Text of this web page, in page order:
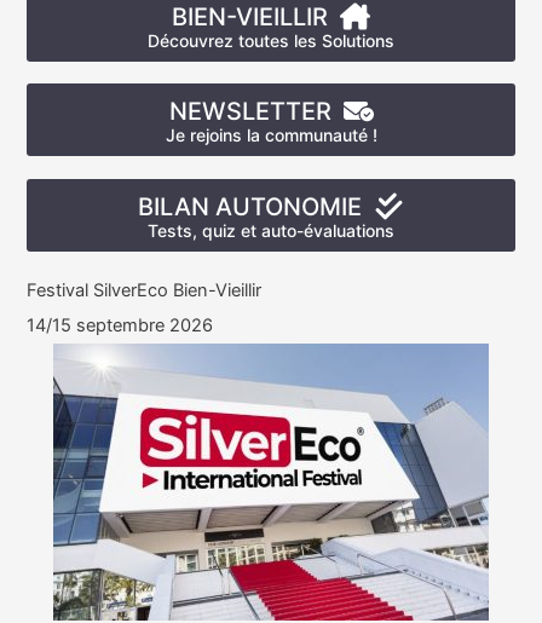
BIEN-VIEILLIR
Découvrez toutes les Solutions
NEWSLETTER
Je rejoins la communauté !
BILAN AUTONOMIE
Tests, quiz et auto-évaluations
Festival SilverEco Bien-Vieillir
14/15 septembre 2026